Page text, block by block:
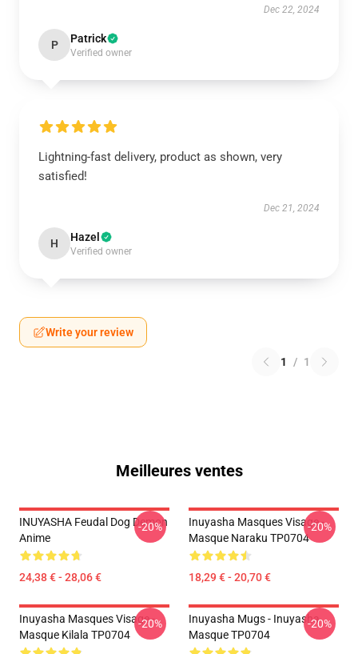
Dec 22, 2024
P Patrick
Verified owner
Lightning-fast delivery, product as shown, very
satisfied!
Dec 21, 2024
H Hazel
Verified owner
Write your review
1 / 1
Meilleures ventes
INUYASHA Feudal Dog Demon
Anime
24,38 € - 28,06 €
-20%
Inuyasha Masques Visage -
Masque Naraku TP0704
18,29 € - 20,70 €
-20%
Inuyasha Masques Visage -
Masque Kilala TP0704
-20%
Inuyasha Mugs - Inuyasha
Masque TP0704
-20%